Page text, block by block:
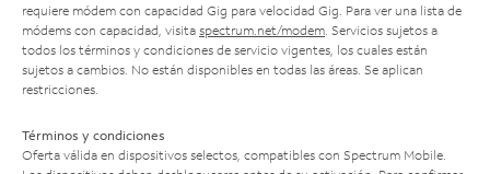
requiere módem con capacidad Gig para velocidad Gig. Para ver una lista de
módems con capacidad, visita spectrum.net/modem . Servicios sujetos a
todos los términos y condiciones de servicio vigentes, los cuales están
sujetos a cambios. No están disponibles en todas las áreas. Se aplican
restricciones.
Términos y condiciones
Oferta válida en dispositivos selectos, compatibles con Spectrum Mobile.